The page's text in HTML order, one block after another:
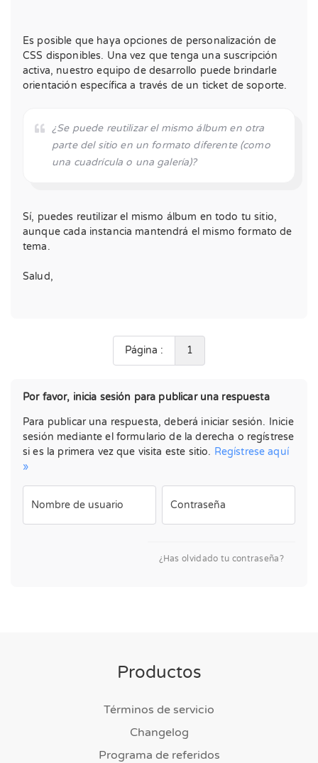
Es posible que haya opciones de personalización de
CSS disponibles. Una vez que tenga una suscripción
activa, nuestro equipo de desarrollo puede brindarle
orientación específica a través de un ticket de soporte.
¿Se puede reutilizar el mismo álbum en otra
parte del sitio en un formato diferente (como
una cuadrícula o una galería)?
Sí, puedes reutilizar el mismo álbum en todo tu sitio,
aunque cada instancia mantendrá el mismo formato de
tema.
Salud,
Página : 1
Por favor, inicia sesión para publicar una respuesta
Para publicar una respuesta, deberá iniciar sesión. Inicie
sesión mediante el formulario de la derecha o regístrese
si es la primera vez que visita este sitio. Regístrese aquí
»
Nombre de usuario Contraseña
¿Has olvidado tu contraseña?
Productos
Términos de servicio
Changelog
Programa de referidos